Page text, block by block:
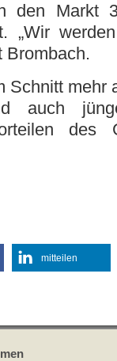
den Markt
„Wir
Brombach.
Schnitt mehr
auch
des
mitteilen